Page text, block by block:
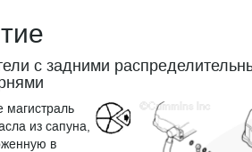
с задними
магистраль
из сапуна,
в